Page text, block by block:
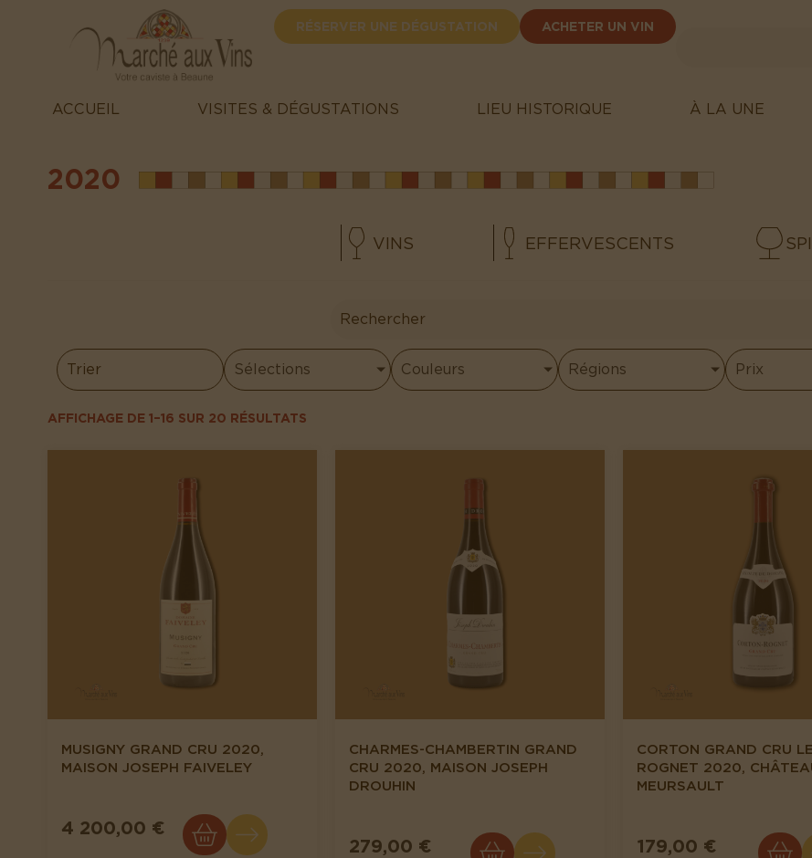
RÉSERVER UNE DÉGUSTATION ACHETER UN VIN
ACCUEIL VISITES & DÉGUSTATIONS LIEU HISTORIQUE À LA UNE
2020
VINS EFFERVESCENTS
Sélections Couleurs Régions Prix
AFFICHAGE DE 1–16 SUR 20 RÉSULTATS
MUSIGNY GRAND CRU 2020,
MAISON JOSEPH FAIVELEY
4 200,00 €
CHARMES-CHAMBERTIN GRAND
CRU 2020, MAISON JOSEPH
DROUHIN
279,00 €
CORTON GRAND CRU LE
ROGNET 2020,
MEURSAULT
179,00 €